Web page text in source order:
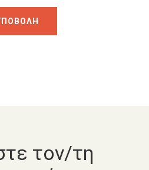
τον/τη